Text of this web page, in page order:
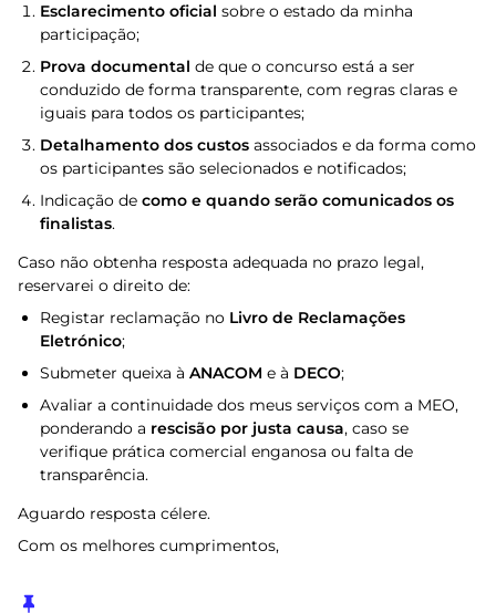
Esclarecimento oficial sobre o estado da minha
participação;
Prova documental de que o concurso está a ser
conduzido de forma transparente, com regras claras e
iguais para todos os participantes;
Detalhamento dos custos associados e da forma como
os participantes são selecionados e notificados;
Indicação de como e quando serão comunicados os
finalistas.
Caso não obtenha resposta adequada no prazo legal,
reservarei o direito de:
Registar reclamação no Livro de Reclamações
Eletrónico;
Submeter queixa à ANACOM e à DECO;
Avaliar a continuidade dos meus serviços com a MEO,
ponderando a rescisão por justa causa, caso se
verifique prática comercial enganosa ou falta de
transparência.
Aguardo resposta célere.
Com os melhores cumprimentos,